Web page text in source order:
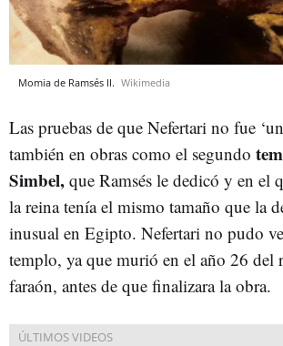
Momia de Ramsés II. Wikimedia
Las pruebas de que Nefertari no fue
también en obras como el segundo
Simbel, que Ramsés le dedicó y en el
la reina tenía el mismo tamaño que la
inusual en Egipto. Nefertari no pudo
templo, ya que murió en el año 26 del
faraón, antes de que finalizara la obra.